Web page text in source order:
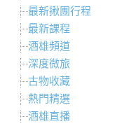
最新揪團行程
最新課程
酒雄頻道
深度微旅
古物收藏
熱門精選
酒雄直播